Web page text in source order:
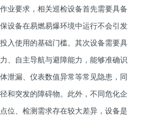
业要求，相关巡检设备首先需要具备
设备在易燃易爆环境中运行不会引发
入使用的基础门槛。其次设备需要具
、自主导航与避障能力，能够准确识
泄漏、仪表数值异常等常见隐患，同
和突发的障碍物。此外，不同危化企
位、检测需求存在较大差异，设备是